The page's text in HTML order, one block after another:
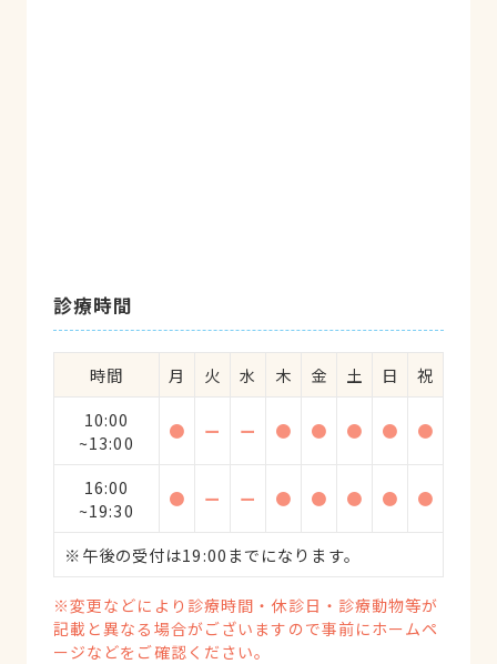
（能力）の融合」なんだな、と改めて感動
する獣医さんです。
診療時間
時間 月 火 水 木 金 土 日
祝
10:00
~13:00
● ー ー ● ● ● ● ●
16:00
~19:30
● ー ー ● ● ● ● ●
※午後の受付は19:00までになります。
※変更などにより診療時間・休診日・診療動物等が
記載と異なる場合がございますので事前にホームペ
ージなどをご確認ください。